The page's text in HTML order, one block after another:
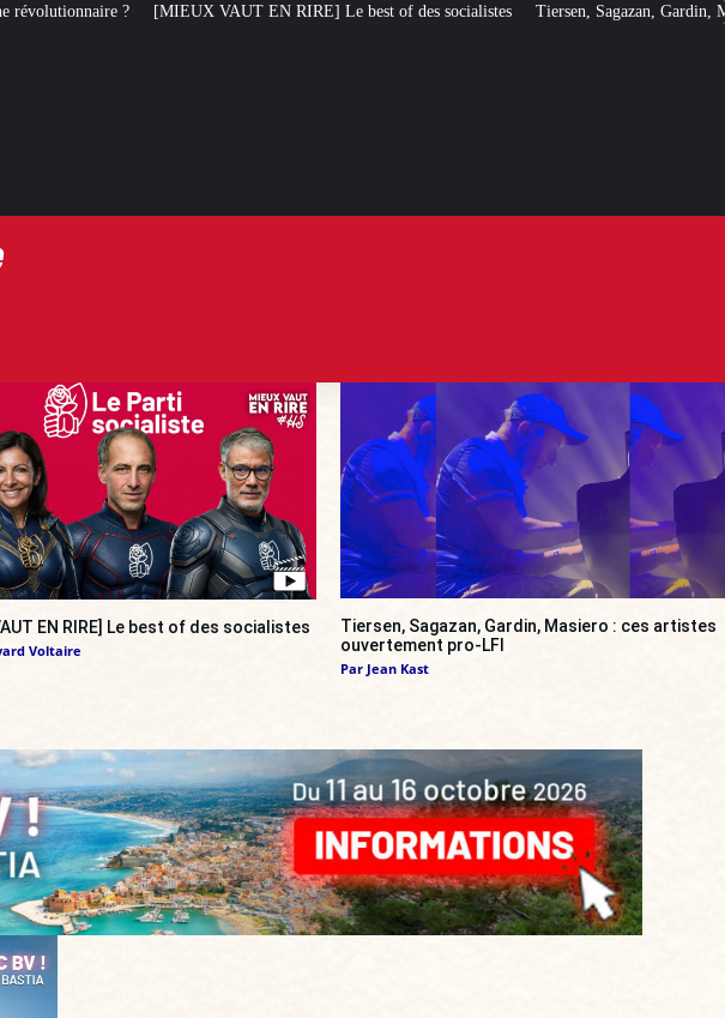
VAUT EN RIRE] Le best of des socialistes Tiersen, Sagazan, Gardin, Masiero : ces artistes
EN RIRE] Le best of des socialistes
Voltaire
Tiersen, Sagazan, Gardin, Masiero : ces artistes
ouvertement pro-LFI
Par Jean Kast